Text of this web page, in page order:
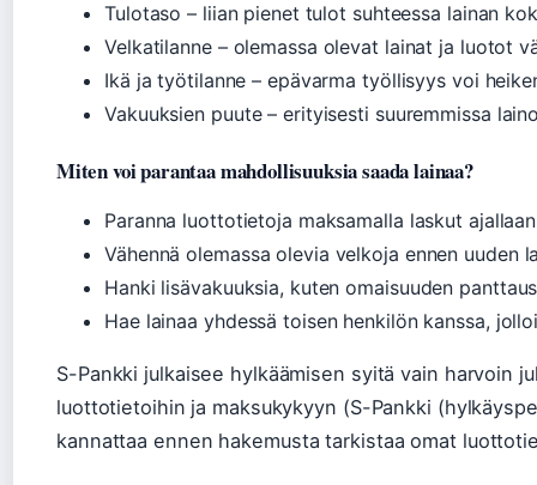
Tulotaso – liian pienet tulot suhteessa lainan
Velkatilanne – olemassa olevat lainat ja luotot
Ikä ja työtilanne – epävarma työllisyys voi
Vakuuksien puute – erityisesti suuremmissa
Miten voi parantaa mahdollisuuksia saada lainaa?
Paranna luottotietoja maksamalla laskut
Vähennä olemassa olevia velkoja ennen uuden
Hanki lisävakuuksia, kuten omaisuuden
Hae lainaa yhdessä toisen henkilön kanssa,
S-Pankki julkaisee hylkäämisen syitä vain harvoin
luottotietoihin ja maksukykyyn (S-Pankki
kannattaa ennen hakemusta tarkistaa omat